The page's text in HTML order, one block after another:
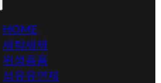
HOME
세탁세제
위생용품
섬유유연제